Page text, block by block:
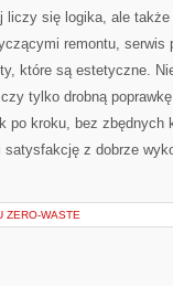
liczy się logika, ale
remontu, serwis
które są estetyczne.
tylko drobną
po kroku, bez
z dobrze
ZERO-WASTE